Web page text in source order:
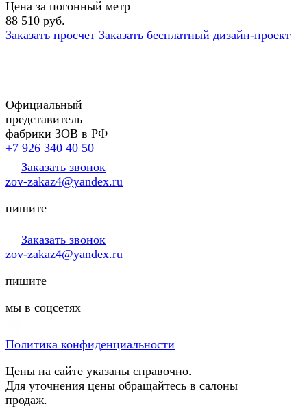
Цена за погонный метр
88 510 руб.
Заказать просчет Заказать бесплатный дизайн-проект
Официальный
представитель
фабрики ЗОВ в РФ
+7 926 340 40 50
Заказать звонок
zov-zakaz4@yandex.ru
пишите
Заказать звонок
zov-zakaz4@yandex.ru
пишите
мы в соцсетях
Политика конфиденциальности
Цены на сайте указаны справочно.
Для уточнения цены обращайтесь в салоны
продаж.